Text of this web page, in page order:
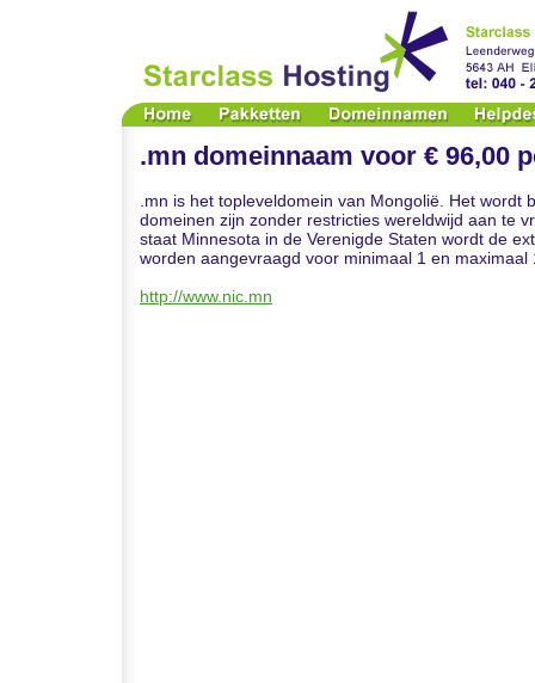
.mn domeinnaam voor € 96,00
.mn is het topleveldomein van Mongolië. Het wordt
domeinen zijn zonder restricties wereldwijd aan te
staat Minnesota in de Verenigde Staten wordt de
worden aangevraagd voor minimaal 1 en maximaal
http://www.nic.mn